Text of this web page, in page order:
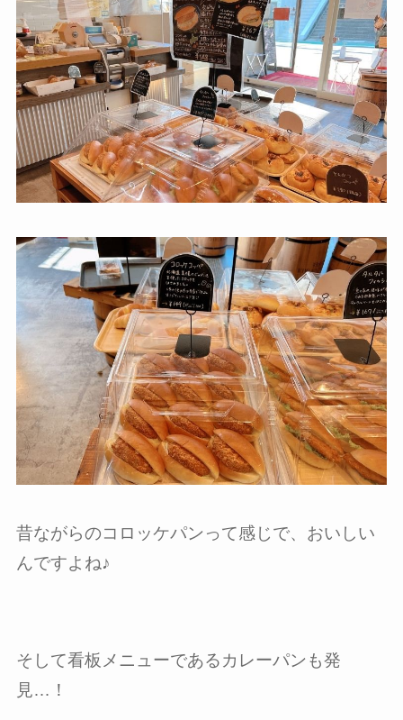
昔ながらのコロッケパンって感じで、おいしい
んですよね♪
そして看板メニューであるカレーパンも発
見…！